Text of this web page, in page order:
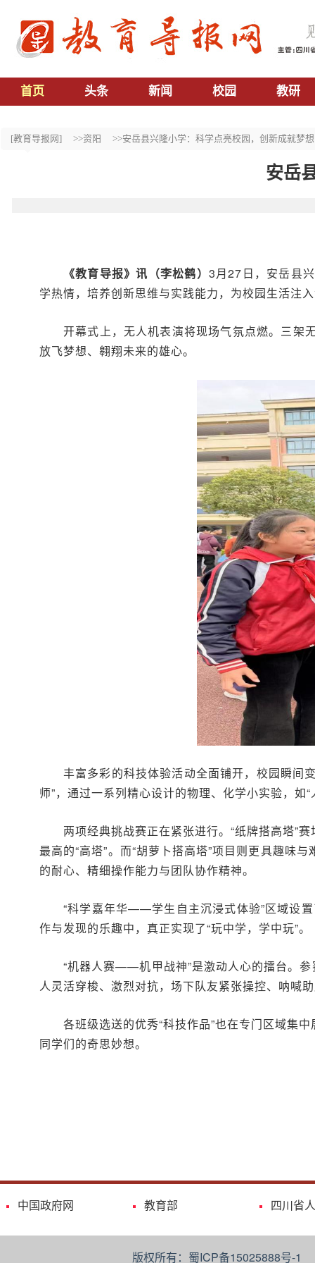
首页 头条 新闻 校园 教研
[教育导报网] >>资阳 >>安岳县兴隆小学：科学点亮校园，创新成就梦想
安岳
《教育导报》讯（李松鹤） 3月27日，安岳县
学热情，培养创新思维与实践能力，为校园生活注
开幕式上，无人机表演将现场气氛点燃。三架
放飞梦想、翱翔未来的雄心。
丰富多彩的科技体验活动全面铺开，校园瞬间
师”，通过一系列精心设计的物理、化学小实验，如
两项经典挑战赛正在紧张进行。“纸牌搭高塔”
最高的“高塔”。而“胡萝卜搭高塔”项目则更具趣味
的耐心、精细操作能力与团队协作精神。
“科学嘉年华——学生自主沉浸式体验”区域设置
作与发现的乐趣中，真正实现了“玩中学，学中玩”。
“机器人赛——机甲战神”是激动人心的擂台。参
人灵活穿梭、激烈对抗，场下队友紧张操控、呐喊
各班级选送的优秀“科技作品”也在专门区域集
同学们的奇思妙想。
中国政府网 教育部 四川省
版权所有：蜀ICP备15025888号-